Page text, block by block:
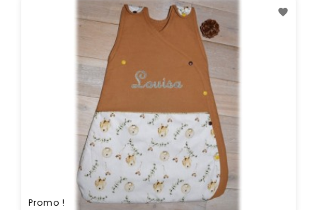
Promo !